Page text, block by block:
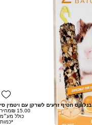
בנלוקס חטיף זרעים לשרקן עם ויטמין סי
מחיר
כולל מע״מ
כמות*